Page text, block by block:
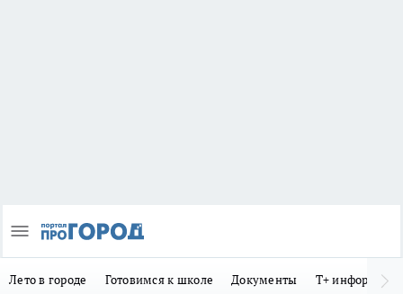
Лето в городе Готовимся к школе Документы Т+